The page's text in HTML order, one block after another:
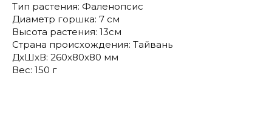
Тип растения: Фаленопсис
Диаметр горшка: 7 см
Высота растения: 13см
Страна происхождения: Тайвань
ДxШxВ: 260x80x80 мм
Вес: 150 г